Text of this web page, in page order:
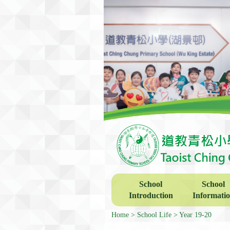
School
Introduction
School
Home School Life Year 19-20